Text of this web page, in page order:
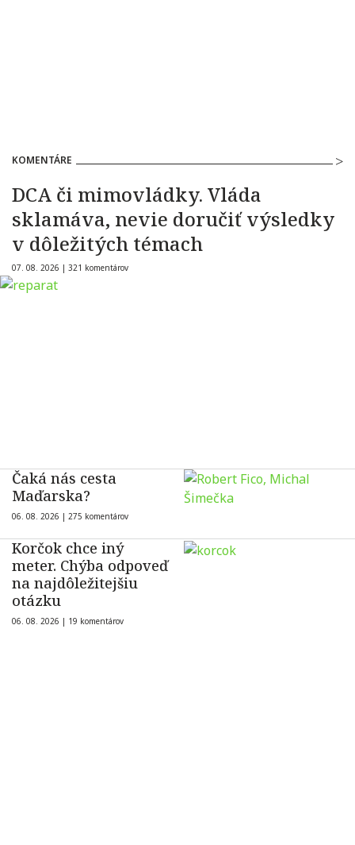
KOMENTÁRE
DCA či mimovládky. Vláda
sklamáva, nevie doručiť výsledky
v dôležitých témach
07. 08. 2026 | 321 komentárov
Čaká nás cesta
Maďarska?
06. 08. 2026 | 275 komentárov
Korčok chce iný
meter. Chýba odpoveď
na najdôležitejšiu
otázku
06. 08. 2026 | 19 komentárov